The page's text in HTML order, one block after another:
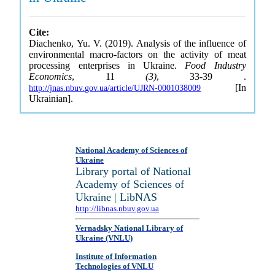
Cite:
Diachenko, Yu. V. (2019). Analysis of the influence of
environmental macro-factors on the activity of meat
processing enterprises in Ukraine. Food Industry
Economics, 11 (3), 33-39 .
http://jnas.nbuv.gov.ua/article/UJRN-0001038009 [In
Ukrainian].
National Academy of Sciences of
Ukraine
Library portal of National
Academy of Sciences of
Ukraine | LibNAS
http://libnas.nbuv.gov.ua
Vernadsky National Library of
Ukraine (VNLU)
Institute of Information
Technologies of VNLU